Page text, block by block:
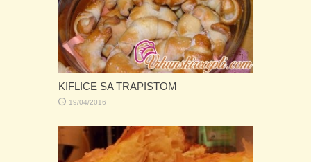
KIFLICE SA TRAPISTOM
19/04/2016